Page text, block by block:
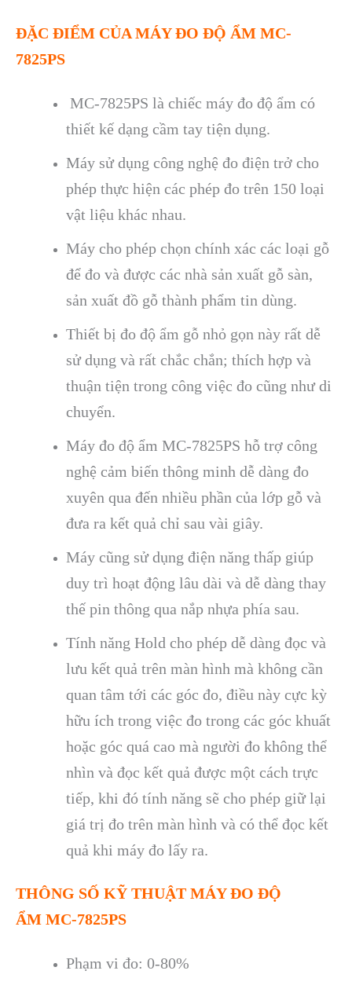
ĐẶC ĐIỂM CỦA MÁY ĐO ĐỘ ẨM MC-
7825PS
MC-7825PS là chiếc máy đo độ ẩm có
thiết kế dạng cầm tay tiện dụng.
Máy sử dụng công nghệ đo điện trở cho
phép thực hiện các phép đo trên 150 loại
vật liệu khác nhau.
Máy cho phép chọn chính xác các loại gỗ
để đo và được các nhà sản xuất gỗ sàn,
sản xuất đồ gỗ thành phẩm tin dùng.
Thiết bị đo độ ẩm gỗ nhỏ gọn này rất dễ
sử dụng và rất chắc chắn; thích hợp và
thuận tiện trong công việc đo cũng như di
chuyển.
Máy đo độ ẩm MC-7825PS hỗ trợ công
nghệ cảm biến thông minh dễ dàng đo
xuyên qua đến nhiều phần của lớp gỗ và
đưa ra kết quả chỉ sau vài giây.
Máy cũng sử dụng điện năng thấp giúp
duy trì hoạt động lâu dài và dễ dàng thay
thế pin thông qua nắp nhựa phía sau.
Tính năng Hold cho phép dễ dàng đọc và
lưu kết quả trên màn hình mà không cần
quan tâm tới các góc đo, điều này cực kỳ
hữu ích trong việc đo trong các góc khuất
hoặc góc quá cao mà người đo không thể
nhìn và đọc kết quả được một cách trực
tiếp, khi đó tính năng sẽ cho phép giữ lại
giá trị đo trên màn hình và có thể đọc kết
quả khi máy đo lấy ra.
THÔNG SỐ KỸ THUẬT MÁY ĐO ĐỘ
ẨM MC-7825PS
Phạm vi đo: 0-80%